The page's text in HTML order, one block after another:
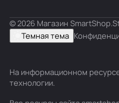
© 2026 Магазин
Темная тема
На информационном
технологии.